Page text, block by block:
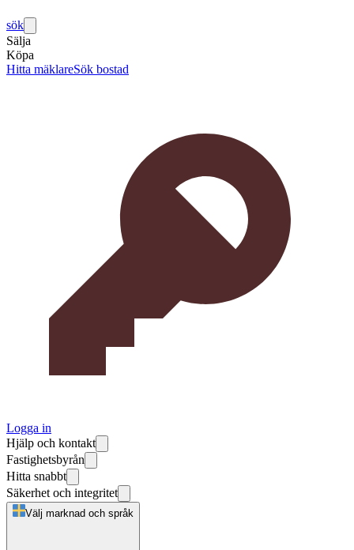
sök
Sälja
Köpa
Hitta mäklareSök bostad
Logga in
Hjälp och kontakt
Fastighetsbyrån
Hitta snabbt
Säkerhet och integritet
Välj marknad och språk